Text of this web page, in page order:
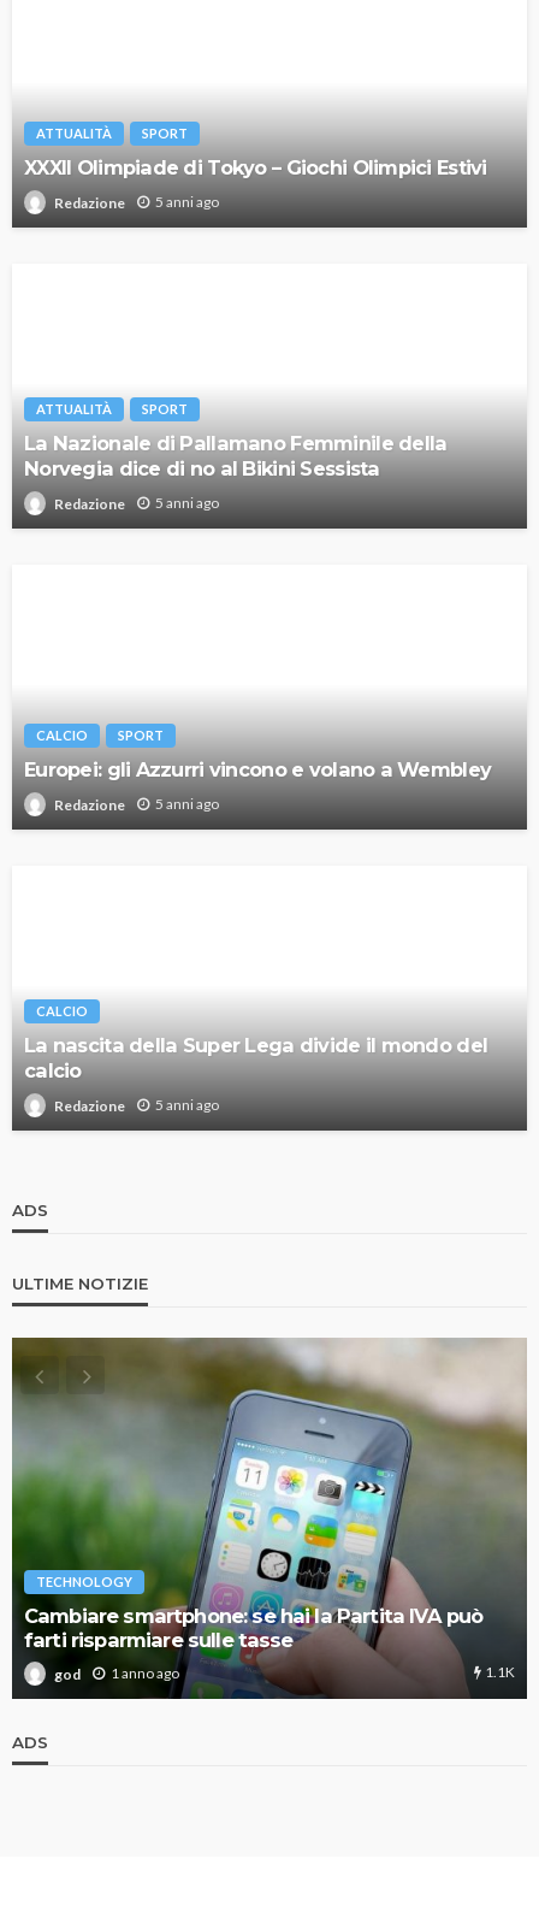
ATTUALITÀ SPORT
XXXII Olimpiade di Tokyo – Giochi Olimpici Estivi
Redazione 5 anni ago
ATTUALITÀ SPORT
La Nazionale di Pallamano Femminile della
Norvegia dice di no al Bikini Sessista
Redazione 5 anni ago
CALCIO SPORT
Europei: gli Azzurri vincono e volano a Wembley
Redazione 5 anni ago
CALCIO
La nascita della Super Lega divide il mondo del
calcio
Redazione 5 anni ago
ADS
ULTIME NOTIZIE
TECHNOLOGY
Cambiare smartphone: se hai la Partita IVA può
farti risparmiare sulle tasse
god 1 anno ago 1.1K
ADS